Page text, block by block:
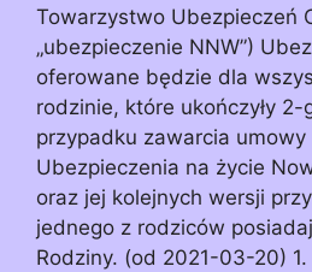
Towarzystwo Ubezpieczeń
„ubezpieczenie NNW”)
oferowane będzie dla
rodzinie, które ukończyły 2-
przypadku zawarcia
Ubezpieczenia na życie
oraz jej kolejnych wersji
jednego z rodziców
Rodziny. (od 2021-03-20)